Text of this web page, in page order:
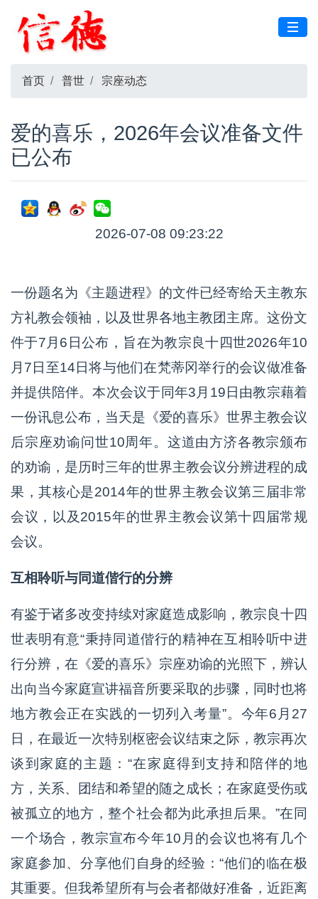
首页 普世 宗座动态
爱的喜乐，2026年会议准备文件
已公布
2026-07-08 09:23:22
一份题名为《主题进程》的文件已经寄给天主教东
方礼教会领袖，以及世界各地主教团主席。这份文
件于7月6日公布，旨在为教宗良十四世2026年10
月7日至14日将与他们在梵蒂冈举行的会议做准备
并提供陪伴。本次会议于同年3月19日由教宗藉着
一份讯息公布，当天是《爱的喜乐》世界主教会议
后宗座劝谕问世10周年。这道由方济各教宗颁布
的劝谕，是历时三年的世界主教会议分辨进程的成
果，其核心是2014年的世界主教会议第三届非常
会议，以及2015年的世界主教会议第十四届常规
会议。
互相聆听与同道偕行的分辨
有鉴于诸多改变持续对家庭造成影响，教宗良十四
世表明有意“秉持同道偕行的精神在互相聆听中进
行分辨，在《爱的喜乐》宗座劝谕的光照下，辨认
出向当今家庭宣讲福音所要采取的步骤，同时也将
地方教会正在实践的一切列入考量”。今年6月27
日，在最近一次特别枢密会议结束之际，教宗再次
谈到家庭的主题：“在家庭得到支持和陪伴的地
方，关系、团结和希望的随之成长；在家庭受伤或
被孤立的地方，整个社会都为此承担后果。”在同
一个场合，教宗宣布今年10月的会议也将有几个
家庭参加、分享他们自身的经验：“他们的临在极
其重要。但我希望所有与会者都做好准备，近距离